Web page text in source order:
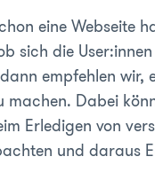
eine Webseite
sich die User:innen
empfehlen wir,
machen. Dabei
Erledigen von
und daraus